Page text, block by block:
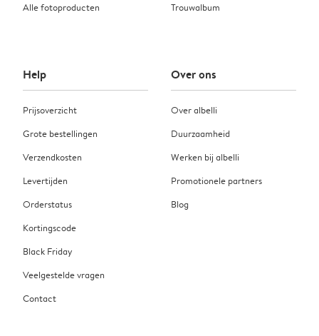
Alle fotoproducten
Trouwalbum
Help
Prijsoverzicht
Grote bestellingen
Verzendkosten
Levertijden
Orderstatus
Kortingscode
Black Friday
Veelgestelde vragen
Contact
Over ons
Over albelli
Duurzaamheid
Werken bij albelli
Promotionele partners
Blog